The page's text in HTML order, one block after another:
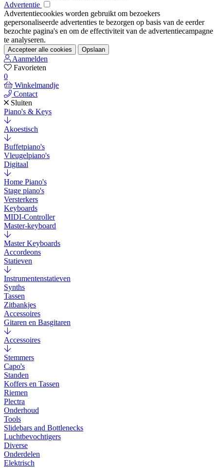
Advertentie
Advertentiecookies worden gebruikt om bezoekers
gepersonaliseerde advertenties te bezorgen op basis van de eerder
bezochte pagina's en om de effectiviteit van de advertentiecampagne
te analyseren.
Accepteer alle cookies Opslaan
Aanmelden
Favorieten
0
Winkelmandje
Contact
Sluiten
Piano's & Keys
Akoestisch
Buffetpiano's
Vleugelpiano's
Digitaal
Home Piano's
Stage piano's
Versterkers
Keyboards
MIDI-Controller
Master-keyboard
Master Keyboards
Accordeons
Statieven
Instrumentenstatieven
Synths
Tassen
Zitbankjes
Accessoires
Gitaren en Basgitaren
Accessoires
Stemmers
Capo's
Standen
Koffers en Tassen
Riemen
Plectra
Onderhoud
Tools
Slidebars and Bottlenecks
Luchtbevochtigers
Diverse
Onderdelen
Elektrisch